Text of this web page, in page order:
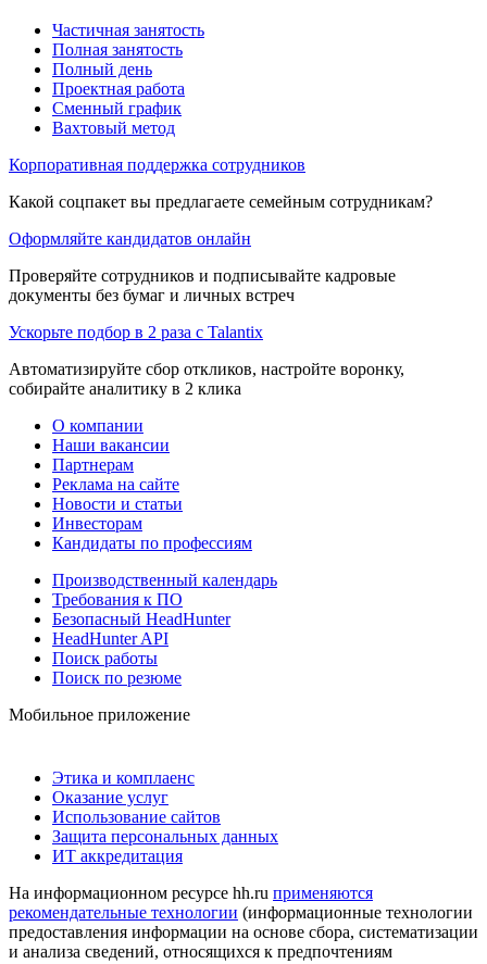
Частичная занятость
Полная занятость
Полный день
Проектная работа
Сменный график
Вахтовый метод
Корпоративная поддержка сотрудников
Какой соцпакет вы предлагаете семейным сотрудникам?
Оформляйте кандидатов онлайн
Проверяйте сотрудников и подписывайте кадровые
документы без бумаг и личных встреч
Ускорьте подбор в 2 раза с Talantix
Автоматизируйте сбор откликов, настройте воронку,
собирайте аналитику в 2 клика
О компании
Наши вакансии
Партнерам
Реклама на сайте
Новости и статьи
Инвесторам
Кандидаты по профессиям
Производственный календарь
Требования к ПО
Безопасный HeadHunter
HeadHunter API
Поиск работы
Поиск по резюме
Мобильное приложение
Этика и комплаенс
Оказание услуг
Использование сайтов
Защита персональных данных
ИТ аккредитация
На информационном ресурсе hh.ru применяются
рекомендательные технологии (информационные технологии
предоставления информации на основе сбора, систематизации
и анализа сведений, относящихся к предпочтениям